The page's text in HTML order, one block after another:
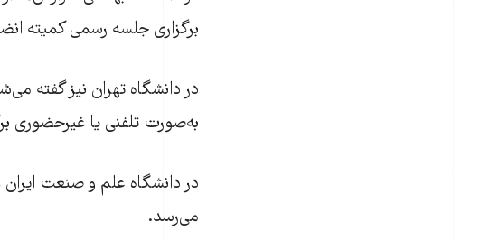
برگزاری جلسه رسمی کمیته
به‌صورت تلفنی یا غیرحضوری
می‌رسد.